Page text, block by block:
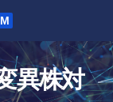
異株対